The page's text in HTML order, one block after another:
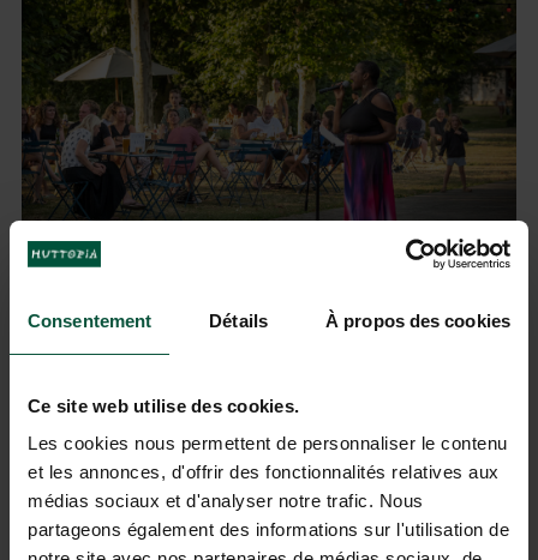
Consentement Détails À propos des cookies
Ce site web utilise des cookies.
Les cookies nous permettent de personnaliser le contenu
et les annonces, d'offrir des fonctionnalités relatives aux
médias sociaux et d'analyser notre trafic. Nous
partageons également des informations sur l'utilisation de